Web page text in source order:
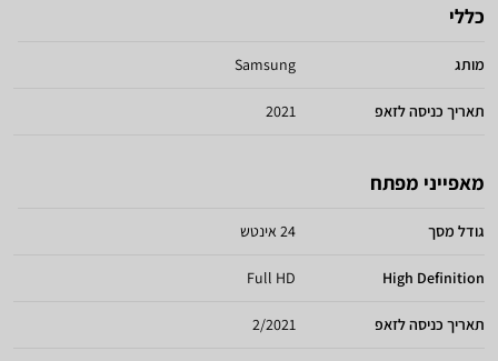
כללי
מותג Samsung
תאריך כניסה לזאפ 2021
מאפייני מפתח
גודל מסך 24 אינטש
High Definition
Full HD
תאריך כניסה לזאפ 2/2021